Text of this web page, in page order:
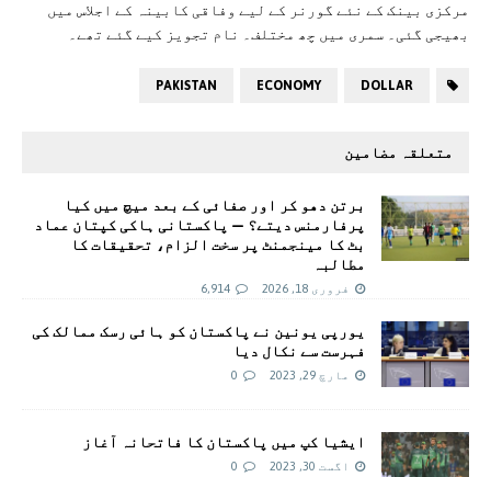
مرکزی بینک کے نئے گورنر کے لیے وفاقی کابینہ کے اجلاس میں
بھیجی گئی۔ سمری میں چھ مختلف۔ نام تجویز کیے گئے تھے۔
DOLLAR
ECONOMY
PAKISTAN
متعلقہ مضامین
برتن دھو کر اور صفائی کے بعد میچ میں کیا
پرفارمنس دیتے؟ — پاکستانی ہاکی کپتان عماد
بٹ کا مینجمنٹ پر سخت الزام، تحقیقات کا
مطالبہ
فروری 18, 2026 6,914
یورپی یونین نے پاکستان کو ہائی رسک ممالک کی
فہرست سے نکال دیا
مارچ 29, 2023 0
ایشیا کپ میں پاکستان کا فاتحانہ آغاز
اگست 30, 2023 0